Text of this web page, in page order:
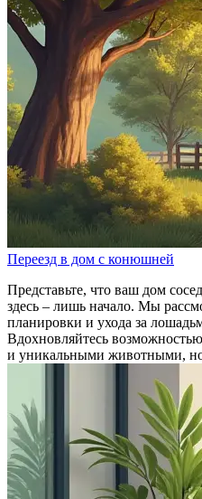
Переезд в дом с конюшней
Представьте, что ваш дом
здесь – лишь начало. Мы
планировки и ухода за
Вдохновляйтесь
и уникальными животными,